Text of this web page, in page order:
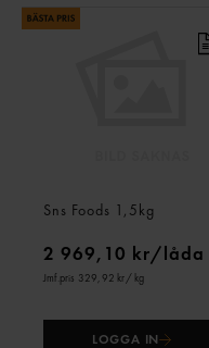
Sns Foods 1,5kg
2 969,10 kr/låda
Jmf.pris 329,92 kr/ kg
LOGGA IN